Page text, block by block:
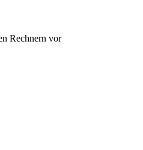
Rechnern vor